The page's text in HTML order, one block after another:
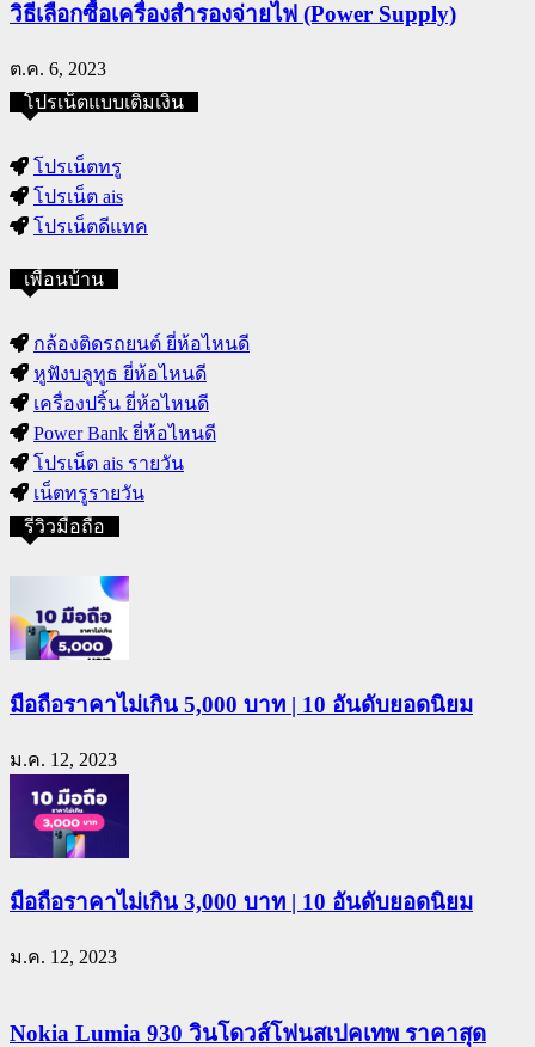
วิธีเลือกซื้อเครื่องสำรองจ่ายไฟ (Power Supply)
ต.ค. 6, 2023
โปรเน็ตแบบเติมเงิน
โปรเน็ตทรู
โปรเน็ต ais
โปรเน็ตดีแทค
เพื่อนบ้าน
กล้องติดรถยนต์ ยี่ห้อไหนดี
หูฟังบลูทูธ ยี่ห้อไหนดี
เครื่องปริ้น ยี่ห้อไหนดี
Power Bank ยี่ห้อไหนดี
โปรเน็ต ais รายวัน
เน็ตทรูรายวัน
รีวิวมือถือ
มือถือราคาไม่เกิน 5,000 บาท | 10 อันดับยอดนิยม
ม.ค. 12, 2023
มือถือราคาไม่เกิน 3,000 บาท | 10 อันดับยอดนิยม
ม.ค. 12, 2023
Nokia Lumia 930 วินโดวส์โฟนสเปคเทพ ราคาสุด